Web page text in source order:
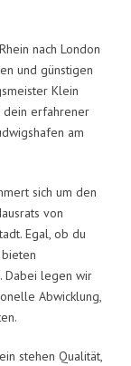
nach London
und günstigen
Klein
dein erfahrener
am
sich um den
von
Egal, ob du
Dabei legen wir
Abwicklung,
stehen Qualität,